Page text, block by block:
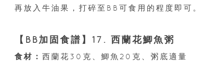
再放入牛油果，打碎至BB可食用的程度即可。
【BB加固食譜】17. 西蘭花鯽魚粥
食材： 西蘭花30克、鯽魚20克、粥底適量